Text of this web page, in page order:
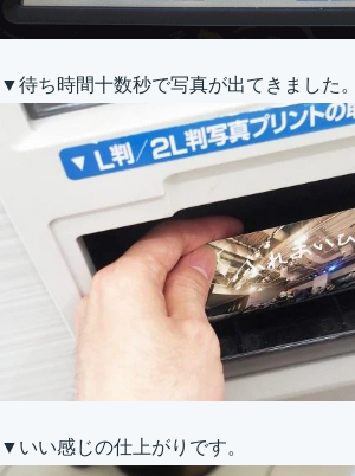
▼待ち時間十数秒で写真が出てきました。
▼いい感じの仕上がりです。